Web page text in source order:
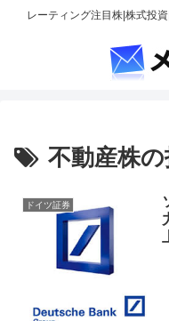
レーティング注目株|株式投
不動産株
ドイツ証券